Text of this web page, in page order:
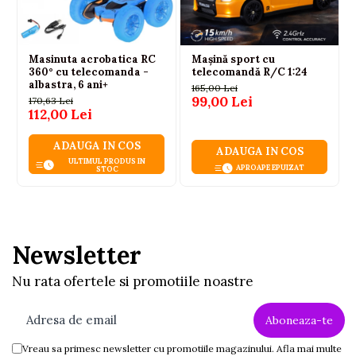
Model: Racing S90
Scara: 1:24
Frecventa telecomenzii: 27 MHz
Culoare: Portocaliu
Material: plastic, cauciuc si componente electronice
Alimentare masinuta: 3 baterii AA 1.5V (neincluse)
Alimentare telecomanda: 2 baterii AA 1.5V
(neincluse)
Certificare CE
Brand: LEAN Toys
Telecomanda: 11 × 10 × 5 cm
Ambalaj: 28 × 12 × 13 cm
Continutul pachetului
Masinuta cu telecomanda
Telecomanda 27 MHz
Manual de utilizare
Masinuta acrobatica RC
360° cu telecomanda -
albastra, 6 ani+
170,63 Lei
112,00 Lei
ADAUGA IN COS
ULTIMUL PRODUS IN
STOC
Mașină sport cu
telecomandă R/C 1:24
165,00 Lei
99,00 Lei
ADAUGA IN COS
APROAPE EPUIZAT
Newsletter
Nu rata ofertele si promotiile noastre
Vreau sa primesc newsletter cu promotiile magazinului. Afla mai multe